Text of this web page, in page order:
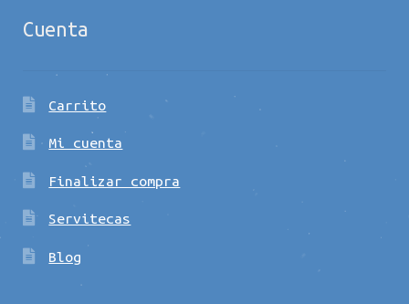
Cuenta
Carrito
Mi cuenta
Finalizar compra
Servitecas
Blog